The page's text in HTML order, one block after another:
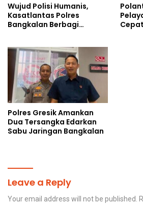
Wujud Polisi Humanis,
Kasatlantas Polres
Bangkalan Berbagi
Ahmad Ibrahim
Polres Gresik Amankan
Dua Tersangka Edarkan
Sabu Jaringan Bangkalan
Leave a Reply
Your email address will not be published.